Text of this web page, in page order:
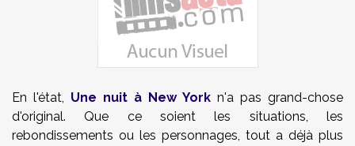
En l'état, Une nuit à New York n'a pas grand-chose
d'original. Que ce soient les situations, les
rebondissements ou les personnages, tout a déjà plus